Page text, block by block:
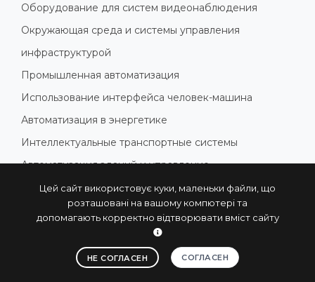
Цей сайт використовує куки, маленьки файли, що
розташовані на вашому компютері та
допомагають корректно відтворювати вміст сайту
НЕ СОГЛАСЕН СОГЛАСЕН
Оборудование для систем видеонаблюдения
Окружающая среда и системы управления
инфраструктурой
Промышленная автоматизация
Использование интерфейса человек-машина
Автоматизация в энергетике
Интеллектуальные транспортные системы
Автоматизация зданий и управление
электроэнергией
Умная фабрика
Искусственный интеллект и машинное обучение